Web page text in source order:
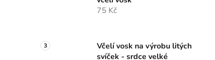
75 Kč
Včelí vosk na výrobu litých
svíček - srdce velké